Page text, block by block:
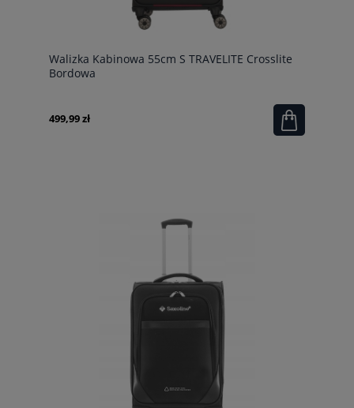
Walizka Kabinowa 55cm S TRAVELITE Crosslite
Bordowa
499,99 zł